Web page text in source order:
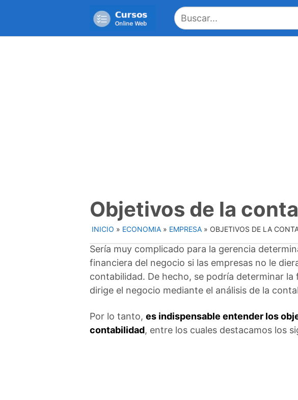
Objetivos de la
INICIO » ECONOMIA » EMPRESA » OBJETIVOS DE LA
Sería muy complicado para la gerencia
financiera del negocio si las empresas no le
contabilidad. De hecho, se podría determinar la
dirige el negocio mediante el análisis de la
Por lo tanto, es indispensable entender los
contabilidad, entre los cuales destacamos los